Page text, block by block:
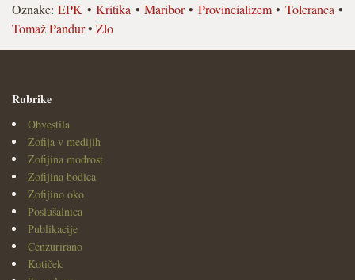
Oznake:EPK •Kritika •Maribor• Provincializem• Toleranca •
Tomaž Pandur• Zlo
Rubrike
Obvestila
Zofija v medijih
Zofijina modrost
Zofijina bodica
Zofijino oko
Poslušalnica
Publikacije
Cenzurirano
Kotiček